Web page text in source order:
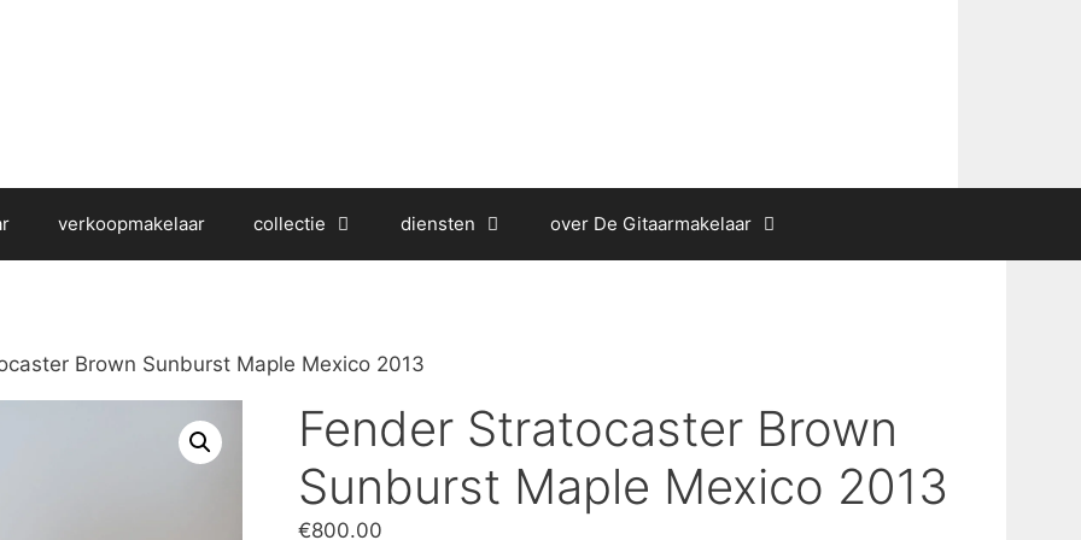
verkoopmakelaar collectie diensten over De Gitaarmakelaar
Brown Sunburst Maple Mexico 2013
Fender Stratocaster Brown
Sunburst Maple Mexico 2013
€800.00